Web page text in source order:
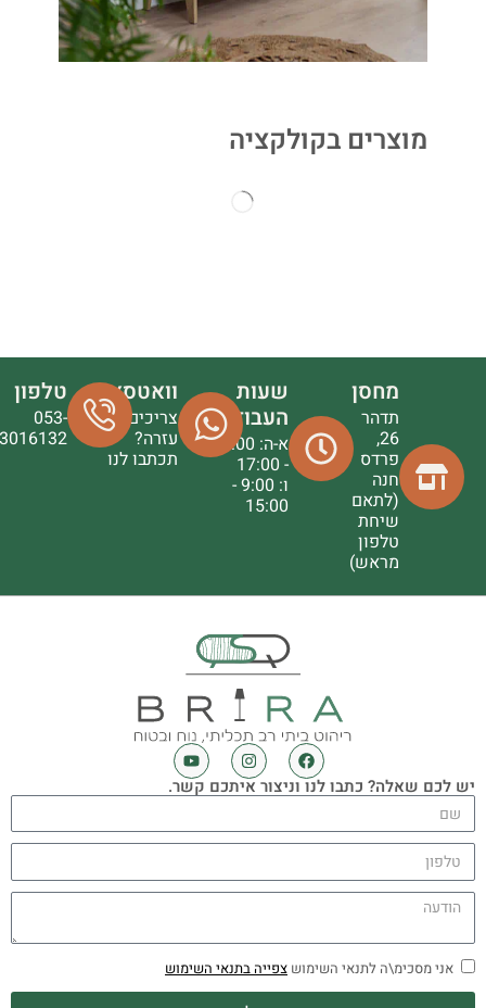
מוצרים בקולקציה
מחסן
תדהר
26,
פרדס
חנה
(לתאם
שיחת
טלפון
מראש)
שעות
העבודה
א-ה: 9:00
- 17:00
ו: 9:00 -
15:00
וואטסאפ
צריכים
עזרה?
תכתבו לנו
טלפון
053-
3016132
יש לכם שאלה? כתבו לנו וניצור איתכם קשר.
אני מסכימ\ה לתנאי השימוש צפייה בתנאי השימוש